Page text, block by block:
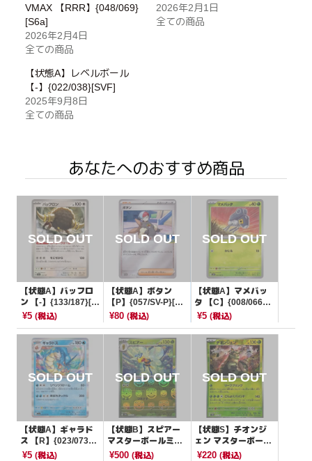
VMAX 【RRR】{048/069}
[S6a]
2026年2月4日
全ての商品
2026年2月1日
全ての商品
【状態A】レベルボール
【-】{022/038}[SVF]
2025年9月8日
全ての商品
あなたへのおすすめ商品
【状態A】バッフロ
ン 【-】{133/187}[S
V8a]
¥5 (税込)
【状態A】ボタン
【P】{057/SV-P}[PR
OMO]
¥80(税込)
【状態A】マメバッ
タ 【C】{008/066}
[SV4K]
¥5 (税込)
【状態A】ギャラド
ス 【R】{023/073}
[SV1a]
¥5 (税込)
【状態B】スピアー
マスターボールミラ
ー【R】{015/165}[S
¥500(税込)
【状態S】チオンジ
ェン マスターボール
ミラー【-】{015/18
¥220 (税込)